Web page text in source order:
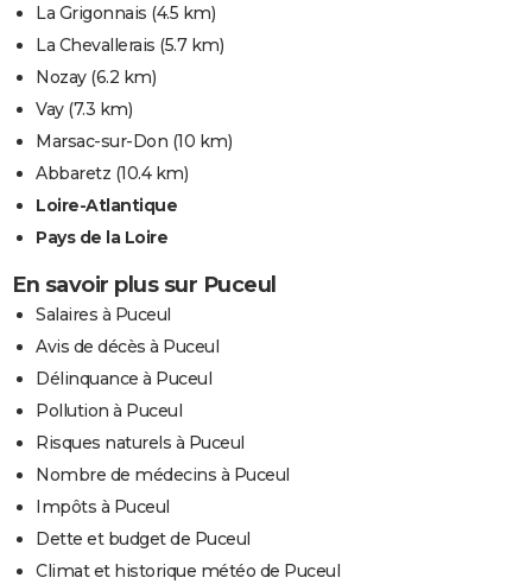
La Grigonnais (4.5 km)
La Chevallerais (5.7 km)
Nozay(6.2 km)
Vay(7.3 km)
Marsac-sur-Don (10 km)
Abbaretz (10.4 km)
Loire-Atlantique
Pays de la Loire
En savoir plus sur Puceul
Salaires à Puceul
Avis de décès à Puceul
Délinquance à Puceul
Pollution à Puceul
Risques naturels à Puceul
Nombre de médecins à Puceul
Impôts à Puceul
Dette et budget de Puceul
Climat et historique météo de Puceul